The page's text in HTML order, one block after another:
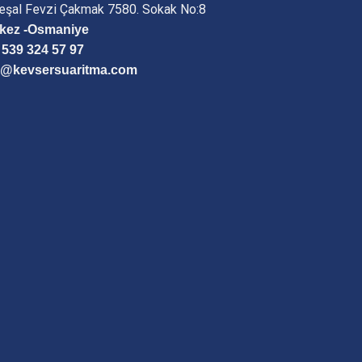
Fevzi Çakmak 7580. Sokak No:8
-Osmaniye
324 57 97